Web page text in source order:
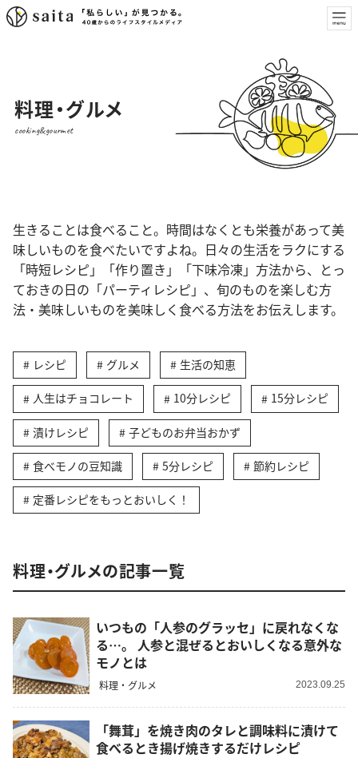
料理・グルメ
cooking&gourmet
生きることは食べること。時間はなくとも栄養があって美
味しいものを食べたいですよね。日々の生活をラクにする
「時短レシピ」「作り置き」「下味冷凍」方法から、とっ
ておきの日の「パーティレシピ」、旬のものを楽しむ方
法・美味しいものを美味しく食べる方法をお伝えします。
レシピ グルメ 生活の知恵
人生はチョコレート 10分レシピ 15分レシピ
漬けレシピ 子どものお弁当おかず
食べモノの豆知識 5分レシピ 節約レシピ
定番レシピをもっとおいしく！
料理・グルメの記事一覧
いつもの「人参のグラッセ」に戻れなくな
る…。 人参と混ぜるとおいしくなる意外な
モノとは
料理・グルメ 2023.09.25
「舞茸」を焼き肉のタレと調味料に漬けて
食べるとき揚げ焼きするだけレシピ